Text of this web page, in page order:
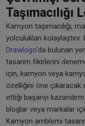
Taşımacılığı
Kamyon taşımacılığı,
yolculukları
Drawlogo'da bulunan
tasarım fikirlerini
için, kamyon veya
özelliğini öne
ettiği başarıyı
bloglar veya markalar
Kamyon amblemi